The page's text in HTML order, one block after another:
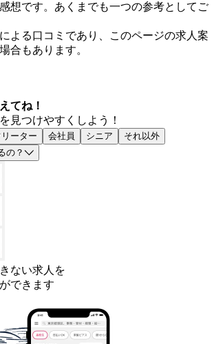
想です。あくまでも一つの参考としてご
よる口コミであり、このページの求人案
合もあります。
てね！
見つけやすくしよう！
リーター 会社員 シニア
それ以外
の？
ない求人を
できます